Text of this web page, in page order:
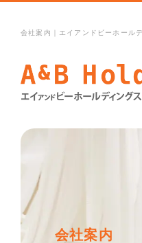
会社案内｜エイアンドビーホール
会社案内